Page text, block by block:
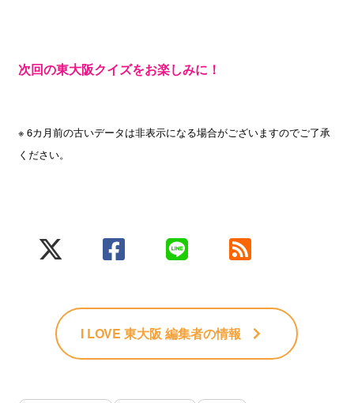
次回の東大阪クイズをお楽しみに！
※ 6カ月前の古いデータは非表示になる場合がございますのでご了承
ください。
I LOVE 東大阪 編集者の情報